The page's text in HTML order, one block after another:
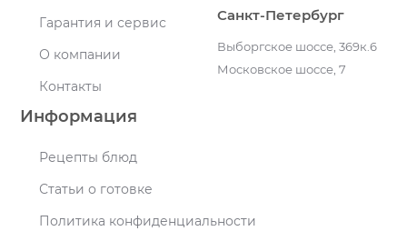
Гарантия и сервис
О компании
Контакты
Информация
Рецепты блюд
Статьи о готовке
Политика конфиденциальности
Санкт-Петербург
Выборгское шоссе, 369к.6
Московское шоссе, 7